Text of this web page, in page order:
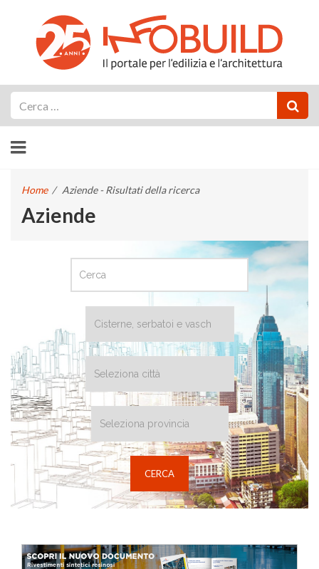
Home / Aziende - Risultati della ricerca
Aziende